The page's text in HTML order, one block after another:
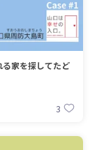
家を探してたど
3